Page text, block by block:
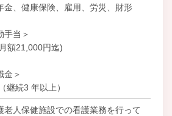
金、健康保険、雇用、労災、財形
手当＞
額21,000円迄)
金＞
継続3 年以上）
人保健施設での看護業務を行って